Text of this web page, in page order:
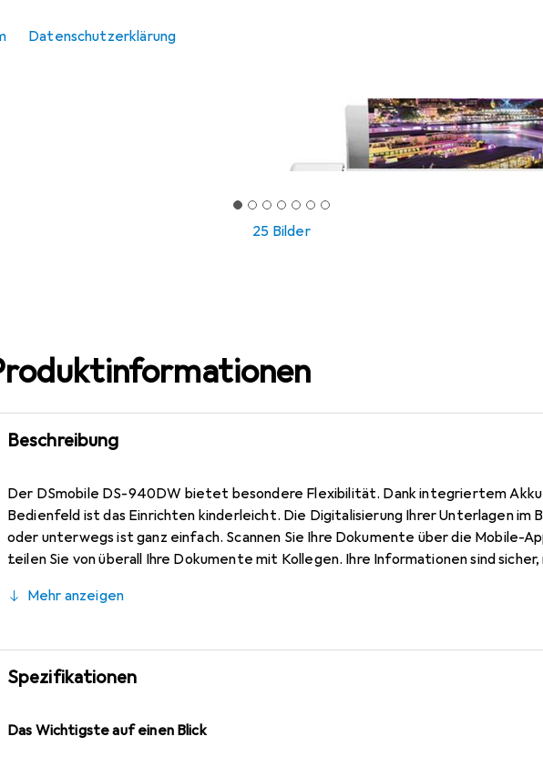
Datenschutzerklärung
25 Bilder
Beschreibung
Der DSmobile DS-940DW bietet besondere Flexibilität. Dank integriertem
Bedienfeld ist das Einrichten kinderleicht. Die Digitalisierung Ihrer Unterlagen
oder unterwegs ist ganz einfach. Scannen Sie Ihre Dokumente über die Mobile-
teilen Sie von überall Ihre Dokumente mit Kollegen. Ihre Informationen sind
Scanner, damit das Dokument durchlaufen kann. Während es eingezogen wird,
Mehr anzeigen
Spezifikationen
Das Wichtigste auf einen Blick